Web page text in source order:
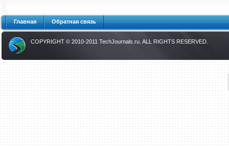
Главная Обратная связь
COPYRIGHT © 2010-2011 TechJournals.ru . ALL RIGHTS RESERVED.